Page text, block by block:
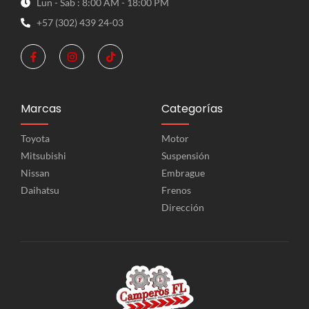
Lun - Sab : 8:00 AM - 18:00 PM
+57 (302) 439 24-03
Marcas
Toyota
Mitsubishi
Nissan
Daihatsu
Categorías
Motor
Suspensión
Embrague
Frenos
Dirección